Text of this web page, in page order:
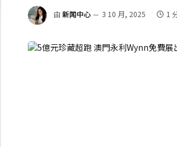
由 新闻中心 3 10 月, 2025 1